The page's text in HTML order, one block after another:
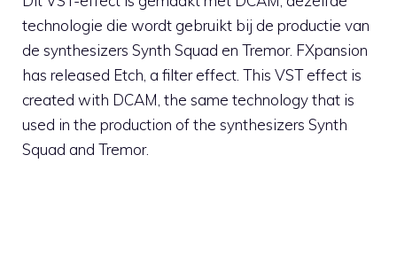
technologie die wordt gebruikt bij de productie van
de synthesizers Synth Squad en Tremor. FXpansion
has released Etch, a filter effect. This VST effect is
created with DCAM, the same technology that is
used in the production of the synthesizers Synth
Squad and Tremor.